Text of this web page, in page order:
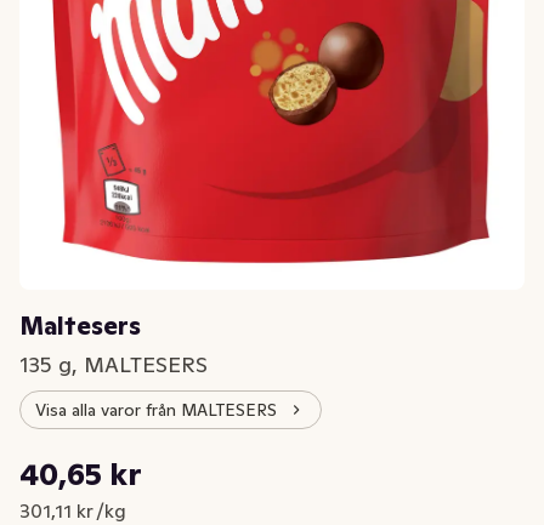
Maltesers
135 g, MALTESERS
Visa alla varor från MALTESERS
Nuvarande pris är: 40,65 kr
40,65 kr
301,11 kr /kg
Styckpris: 301,11 kr /kg